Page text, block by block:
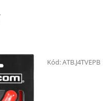
Kód:ATB.J4TVEPB